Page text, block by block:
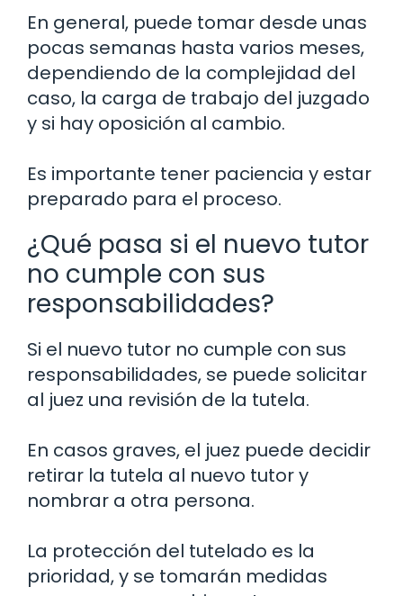
En general, puede tomar desde unas
pocas semanas hasta varios meses,
dependiendo de la complejidad del
caso, la carga de trabajo del juzgado
y si hay oposición al cambio.
Es importante tener paciencia y estar
preparado para el proceso.
¿Qué pasa si el nuevo tutor
no cumple con sus
responsabilidades?
Si el nuevo tutor no cumple con sus
responsabilidades, se puede solicitar
al juez una revisión de la tutela.
En casos graves, el juez puede decidir
retirar la tutela al nuevo tutor y
nombrar a otra persona.
La protección del tutelado es la
prioridad, y se tomarán medidas